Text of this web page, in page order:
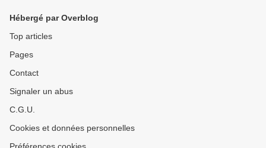
Hébergé par Overblog
Top articles
Pages
Contact
Signaler un abus
C.G.U.
Cookies et données personnelles